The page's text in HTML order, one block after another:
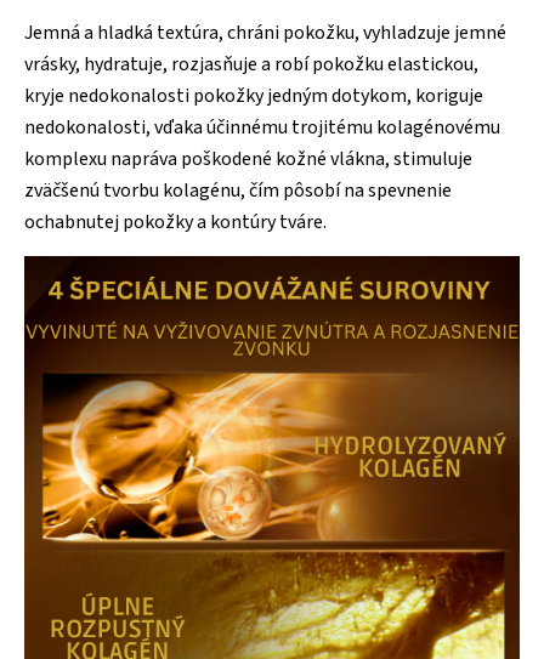
Jemná a hladká textúra, chráni pokožku, vyhladzuje jemné
vrásky, hydratuje, rozjasňuje a robí pokožku elastickou,
kryje nedokonalosti pokožky jedným dotykom, koriguje
nedokonalosti, vďaka účinnému trojitému kolagénovému
komplexu napráva poškodené kožné vlákna, stimuluje
zväčšenú tvorbu kolagénu, čím pôsobí na spevnenie
ochabnutej pokožky a kontúry tváre.